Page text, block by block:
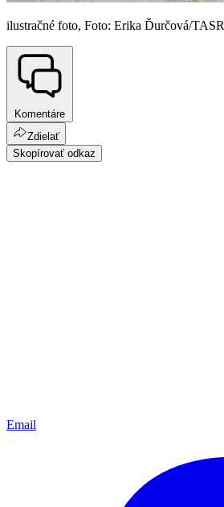
ilustračné foto, Foto: Erika Ďurčová/TASR
Komentáre
Zdielať
Skopírovať odkaz
Email